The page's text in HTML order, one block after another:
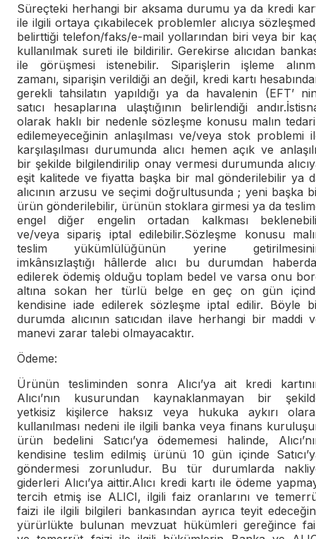
Süreçteki herhangi bir aksama durumu ya da kredi
ile ilgili ortaya çıkabilecek problemler alıcıya
belirttiği telefon/faks/e-mail yollarından biri veya bir
kullanılmak sureti ile bildirilir. Gerekirse alıcıdan
ile görüşmesi istenebilir. Siparişlerin işleme
zamanı, siparişin verildiği an değil, kredi kartı
gerekli tahsilatın yapıldığı ya da havalenin (EFT’
satıcı hesaplarına ulaştığının belirlendiği
olarak haklı bir nedenle sözleşme konusu malın
edilemeyeceğinin anlaşılması ve/veya stok problemi
karşılaşılması durumunda alıcı hemen açık ve
bir şekilde bilgilendirilip onay vermesi durumunda
eşit kalitede ve fiyatta başka bir mal gönderilebilir ya
alıcının arzusu ve seçimi doğrultusunda ; yeni başka
ürün gönderilebilir, ürünün stoklara girmesi ya da
engel diğer engelin ortadan kalkması
ve/veya sipariş iptal edilebilir.Sözleşme konusu
teslim yükümlülüğünün yerine
imkânsızlaştığı hâllerde alıcı bu durumdan
edilerek ödemiş olduğu toplam bedel ve varsa onu
altına sokan her türlü belge en geç on gün
kendisine iade edilerek sözleşme iptal edilir. Böyle
durumda alıcının satıcıdan ilave herhangi bir maddi
manevi zarar talebi olmayacaktır.
Ödeme:
Ürünün tesliminden sonra Alıcı’ya ait kredi
Alıcı’nın kusurundan kaynaklanmayan bir
yetkisiz kişilerce haksız veya hukuka aykırı
kullanılması nedeni ile ilgili banka veya finans
ürün bedelini Satıcı’ya ödememesi halinde,
kendisine teslim edilmiş ürünü 10 gün içinde
göndermesi zorunludur. Bu tür durumlarda
giderleri Alıcı’ya aittir.Alıcı kredi kartı ile ödeme
tercih etmiş ise ALICI, ilgili faiz oranlarını ve
faizi ile ilgili bilgileri bankasından ayrıca teyit
yürürlükte bulunan mevzuat hükümleri gereğince